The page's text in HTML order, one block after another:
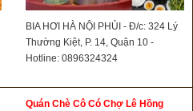
BIA HƠI HÀ NỘI PHỦI - Đ/c: 324 Lý
Thường Kiệt, P. 14, Quận 10 -
Hotline: 0896324324
Quán Chè Cô Có Chợ Lê Hồng